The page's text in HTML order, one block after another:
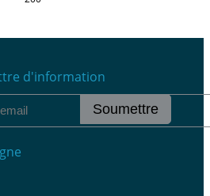
d'information
Soumettre